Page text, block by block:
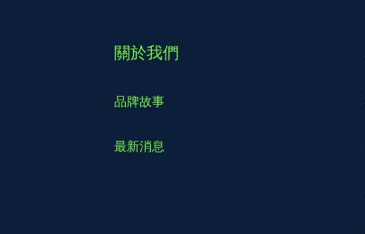
關於我們
品牌故事
最新消息